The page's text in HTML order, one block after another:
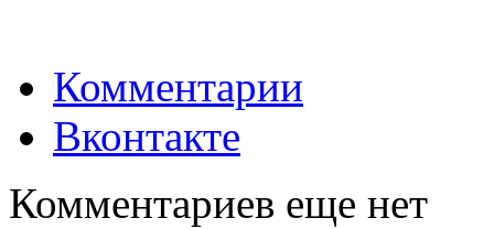
Комментарии
Вконтакте
Комментариев еще нет